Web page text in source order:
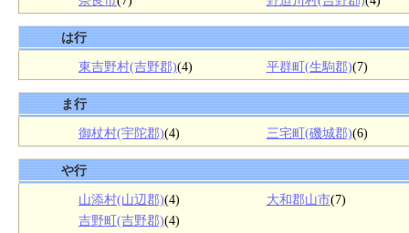
は行
東吉野村(吉野郡)(4) 平群町(生駒郡)(7)
ま行
御杖村(宇陀郡)(4) 三宅町(磯城郡)(6)
や行
山添村(山辺郡)(4) 大和郡山市(7)
吉野町(吉野郡)(4)